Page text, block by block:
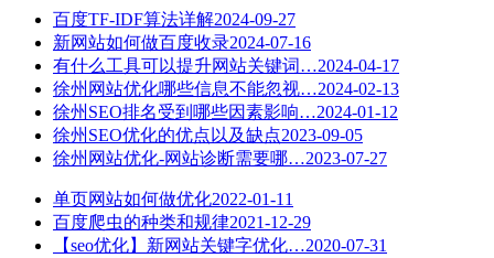
百度TF-IDF算法详解2024-09-27
新网站如何做百度收录2024-07-16
有什么工具可以提升网站关键词…2024-04-17
徐州网站优化哪些信息不能忽视…2024-02-13
徐州SEO排名受到哪些因素影响…2024-01-12
徐州SEO优化的优点以及缺点2023-09-05
徐州网站优化-网站诊断需要哪…2023-07-27
单页网站如何做优化2022-01-11
百度爬虫的种类和规律2021-12-29
【seo优化】新网站关键字优化…2020-07-31